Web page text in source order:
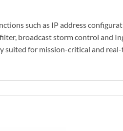
such as IP address
broadcast storm control and
suited for mission-critical and